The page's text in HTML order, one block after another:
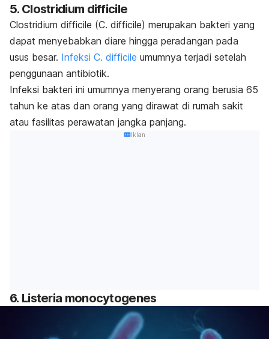
5. Clostridium difficile
Clostridium difficile (C. difficile) merupakan bakteri yang
dapat menyebabkan diare hingga peradangan pada
usus besar. Infeksi C. difficile umumnya terjadi setelah
penggunaan antibiotik.
Infeksi bakteri ini umumnya menyerang orang berusia 65
tahun ke atas dan orang yang dirawat di rumah sakit
atau fasilitas perawatan jangka panjang.
Iklan
6. Listeria monocytogenes